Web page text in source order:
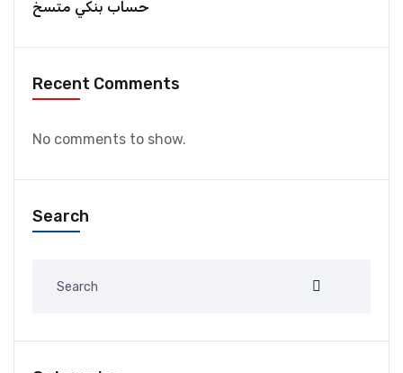
حساب بنكي متسخ
Recent Comments
No comments to show.
Search